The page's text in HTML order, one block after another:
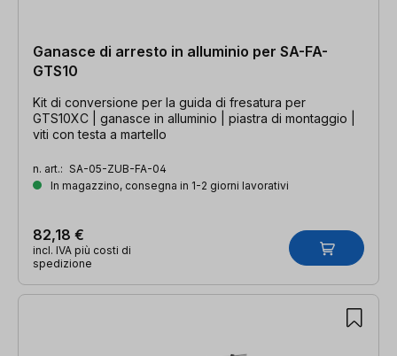
Ganasce di arresto in alluminio per SA-FA-
GTS10
Kit di conversione per la guida di fresatura per
GTS10XC | ganasce in alluminio | piastra di montaggio |
viti con testa a martello
n. art.: SA-05-ZUB-FA-04
In magazzino, consegna in 1-2 giorni lavorativi
82,18 €
incl. IVA più costi di
spedizione